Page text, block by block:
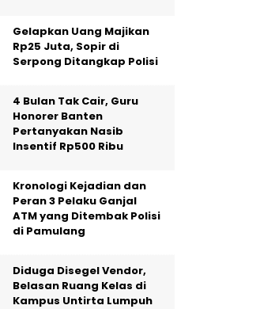
Gelapkan Uang Majikan
Rp25 Juta, Sopir di
Serpong Ditangkap Polisi
4 Bulan Tak Cair, Guru
Honorer Banten
Pertanyakan Nasib
Insentif Rp500 Ribu
Kronologi Kejadian dan
Peran 3 Pelaku Ganjal
ATM yang Ditembak Polisi
di Pamulang
Diduga Disegel Vendor,
Belasan Ruang Kelas di
Kampus Untirta Lumpuh